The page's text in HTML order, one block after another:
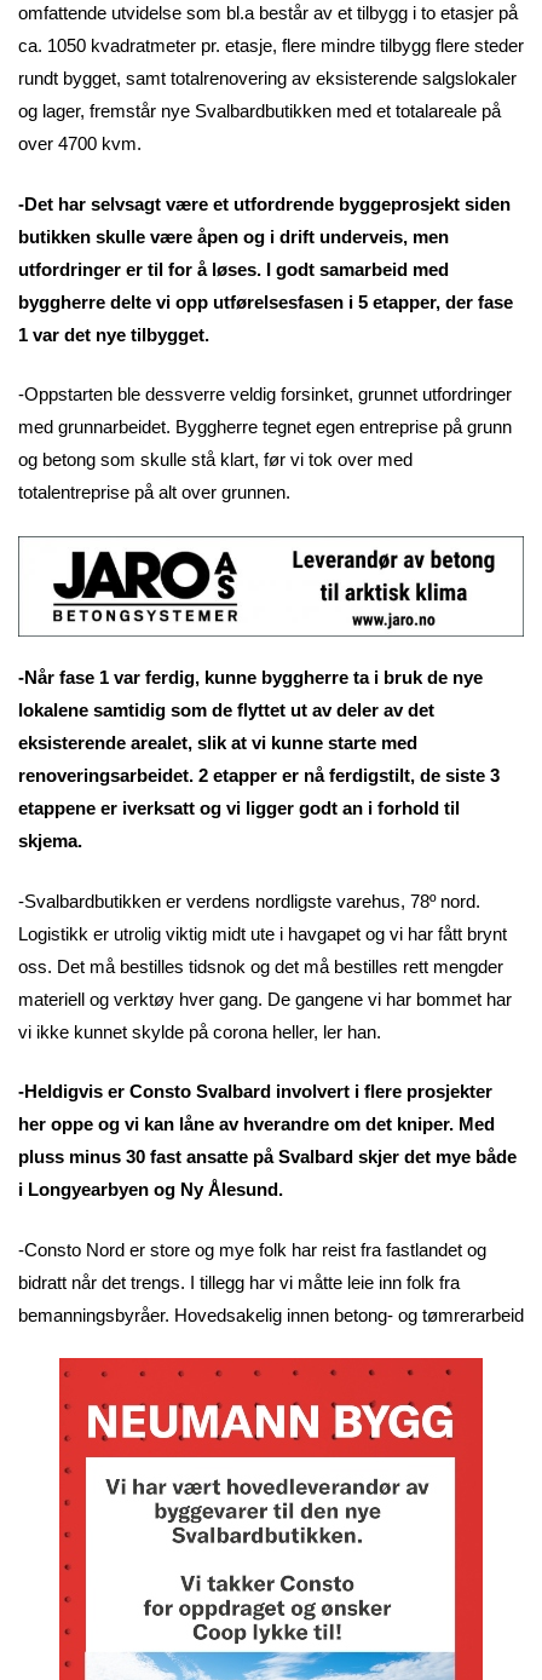
omfattende utvidelse som bl.a består av et tilbygg i to etasjer på
ca. 1050 kvadratmeter pr. etasje, flere mindre tilbygg flere steder
rundt bygget, samt totalrenovering av eksisterende salgslokaler
og lager, fremstår nye Svalbardbutikken med et totalareale på
over 4700 kvm.
-Det har selvsagt være et utfordrende byggeprosjekt siden
butikken skulle være åpen og i drift underveis, men
utfordringer er til for å løses. I godt samarbeid med
byggherre delte vi opp utførelsesfasen i 5 etapper, der fase
1 var det nye tilbygget.
-Oppstarten ble dessverre veldig forsinket, grunnet utfordringer
med grunnarbeidet. Byggherre tegnet egen entreprise på grunn
og betong som skulle stå klart, før vi tok over med
totalentreprise på alt over grunnen.
-Når fase 1 var ferdig, kunne byggherre ta i bruk de nye
lokalene samtidig som de flyttet ut av deler av det
eksisterende arealet, slik at vi kunne starte med
renoveringsarbeidet. 2 etapper er nå ferdigstilt, de siste 3
etappene er iverksatt og vi ligger godt an i forhold til
skjema.
-Svalbardbutikken er verdens nordligste varehus, 78º nord.
Logistikk er utrolig viktig midt ute i havgapet og vi har fått brynt
oss. Det må bestilles tidsnok og det må bestilles rett mengder
materiell og verktøy hver gang. De gangene vi har bommet har
vi ikke kunnet skylde på corona heller, ler han.
-Heldigvis er Consto Svalbard involvert i flere prosjekter
her oppe og vi kan låne av hverandre om det kniper. Med
pluss minus 30 fast ansatte på Svalbard skjer det mye både
i Longyearbyen og Ny Ålesund.
-Consto Nord er store og mye folk har reist fra fastlandet og
bidratt når det trengs. I tillegg har vi måtte leie inn folk fra
bemanningsbyråer. Hovedsakelig innen betong- og tømrerarbeid